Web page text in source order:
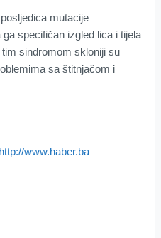
mutacije
specifičan izgled lica i tijela
sindromom skloniji su
sa štitnjačom i
http://www.haber.ba